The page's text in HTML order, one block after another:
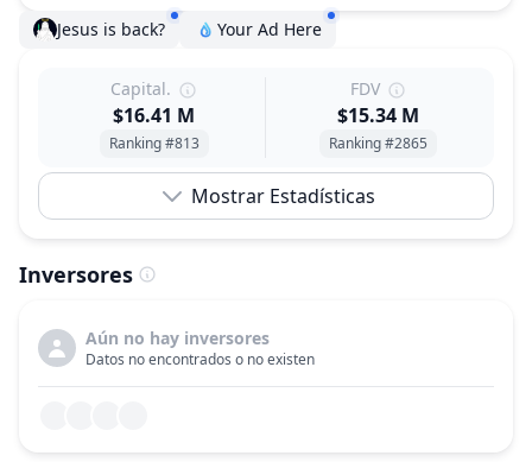
Jesus is back? Your Ad Here
Capital.
$16.41 M
Ranking #813
FDV
$15.34 M
Ranking #2865
Mostrar Estadísticas
Inversores
Aún no hay inversores
Datos no encontrados o no existen